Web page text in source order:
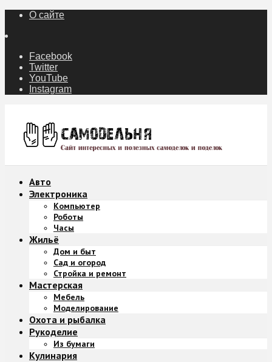
О сайте
Facebook
Twitter
YouTube
Instagram
Авто
Электроника
Компьютер
Роботы
Часы
Жильё
Дом и быт
Сад и огород
Стройка и ремонт
Мастерская
Мебель
Моделирование
Охота и рыбалка
Рукоделие
Из бумаги
Кулинария